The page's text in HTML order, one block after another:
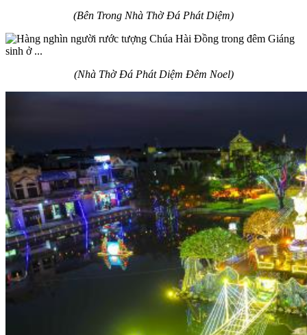
(Bên Trong Nhà Thờ Đá Phát Diệm)
(Nhà Thờ Đá Phát Diệm Đêm Noel)